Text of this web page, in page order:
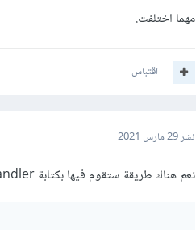
مهما اختلفت.
اقتباس
نشر29 مارس 2021
نعم هناك طريقة ستقوم فيها بكتابة handler واحد لجميع عناصر ال input وهي كالتالي